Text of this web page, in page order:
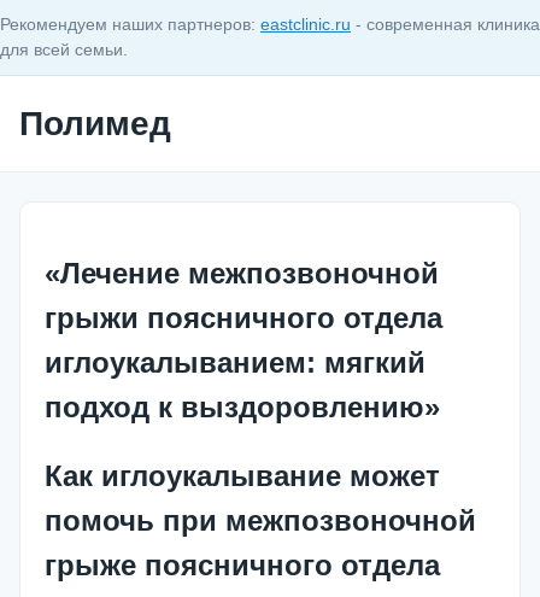
Рекомендуем наших партнеров: eastclinic.ru - современная клиника
для всей семьи.
Полимед
«Лечение межпозвоночной
грыжи поясничного отдела
иглоукалыванием: мягкий
подход к выздоровлению»
Как иглоукалывание может
помочь при межпозвоночной
грыже поясничного отдела